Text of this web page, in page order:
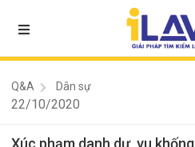
Q&A Dân sự
22/10/2020
Xúc phạm danh dự, vu khống